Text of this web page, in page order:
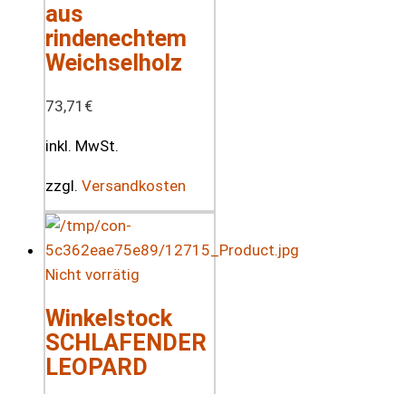
aus
rindenechtem
Weichselholz
73,71 €
inkl. MwSt.
zzgl. Versandkosten
Nicht vorrätig
Winkelstock
SCHLAFENDER
LEOPARD